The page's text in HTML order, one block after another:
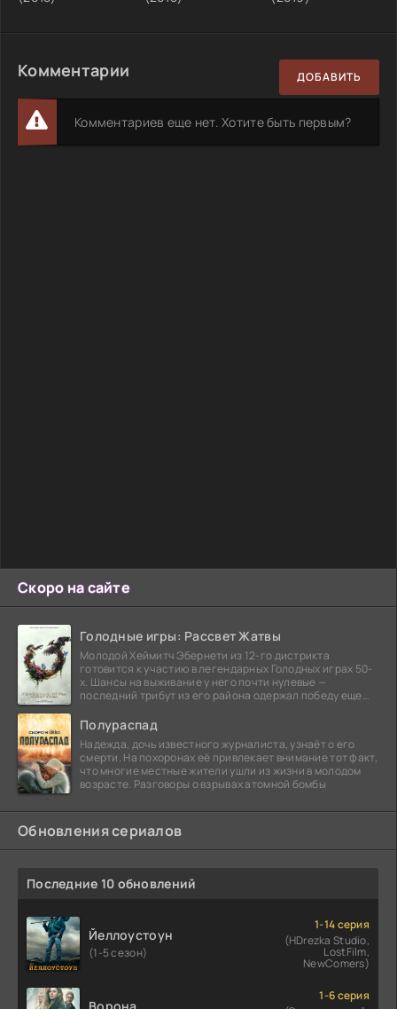
Скоро на сайте
Голодные игры: Рассвет Жатвы
Молодой Хеймитч Эбернети из 12-го дистрикта
готовится к участию в легендарных Голодных играх 50-
х. Шансы на выживание у него почти нулевые —
последний трибут из его района одержал победу еще
Полураспад
Надежда, дочь известного журналиста, узнаёт о его
смерти. На похоронах её привлекает внимание тот факт,
что многие местные жители ушли из жизни в молодом
возрасте. Разговоры о взрывах атомной бомбы
Обновления сериалов
Последние 10 обновлений
Йеллоустоун
(1-5 сезон)
1-14 серия
(HDrezka Studio,
LostFilm,
NewComers)
1-6 серия
Комментарии ДОБАВИТЬ
Комментариев еще нет. Хотите быть первым?